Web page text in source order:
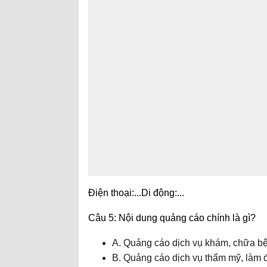
Điện thoại:...Di động:...
Câu 5: Nội dung quảng cáo chính là gì?
A. Quảng cáo dịch vụ khám, chữa
B. Quảng cáo dịch vụ thẩm mỹ, làm